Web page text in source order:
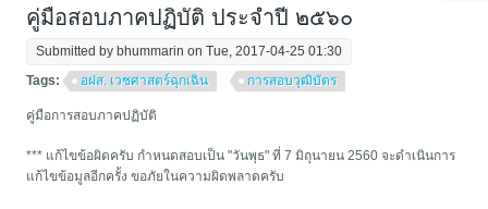
คู่มือสอบภาคปฏิบัติ ประจำปี ๒๕๖๐
Submitted by bhummarin on Tue, 2017-04-25 01:30
Tags:
อฝส. เวชศาสตร์ฉุกเฉิน การสอบวุฒิบัตร
คู่มือการสอบภาคปฏิบัติ
*** แก้ไขข้อผิดครับ กำหนดสอบเป็น "วันพุธ" ที่ 7 มิถุนายน 2560 จะดำเนินการ
แก้ไขข้อมูลอีกครั้ง ขอภัยในความผิดพลาดครับ